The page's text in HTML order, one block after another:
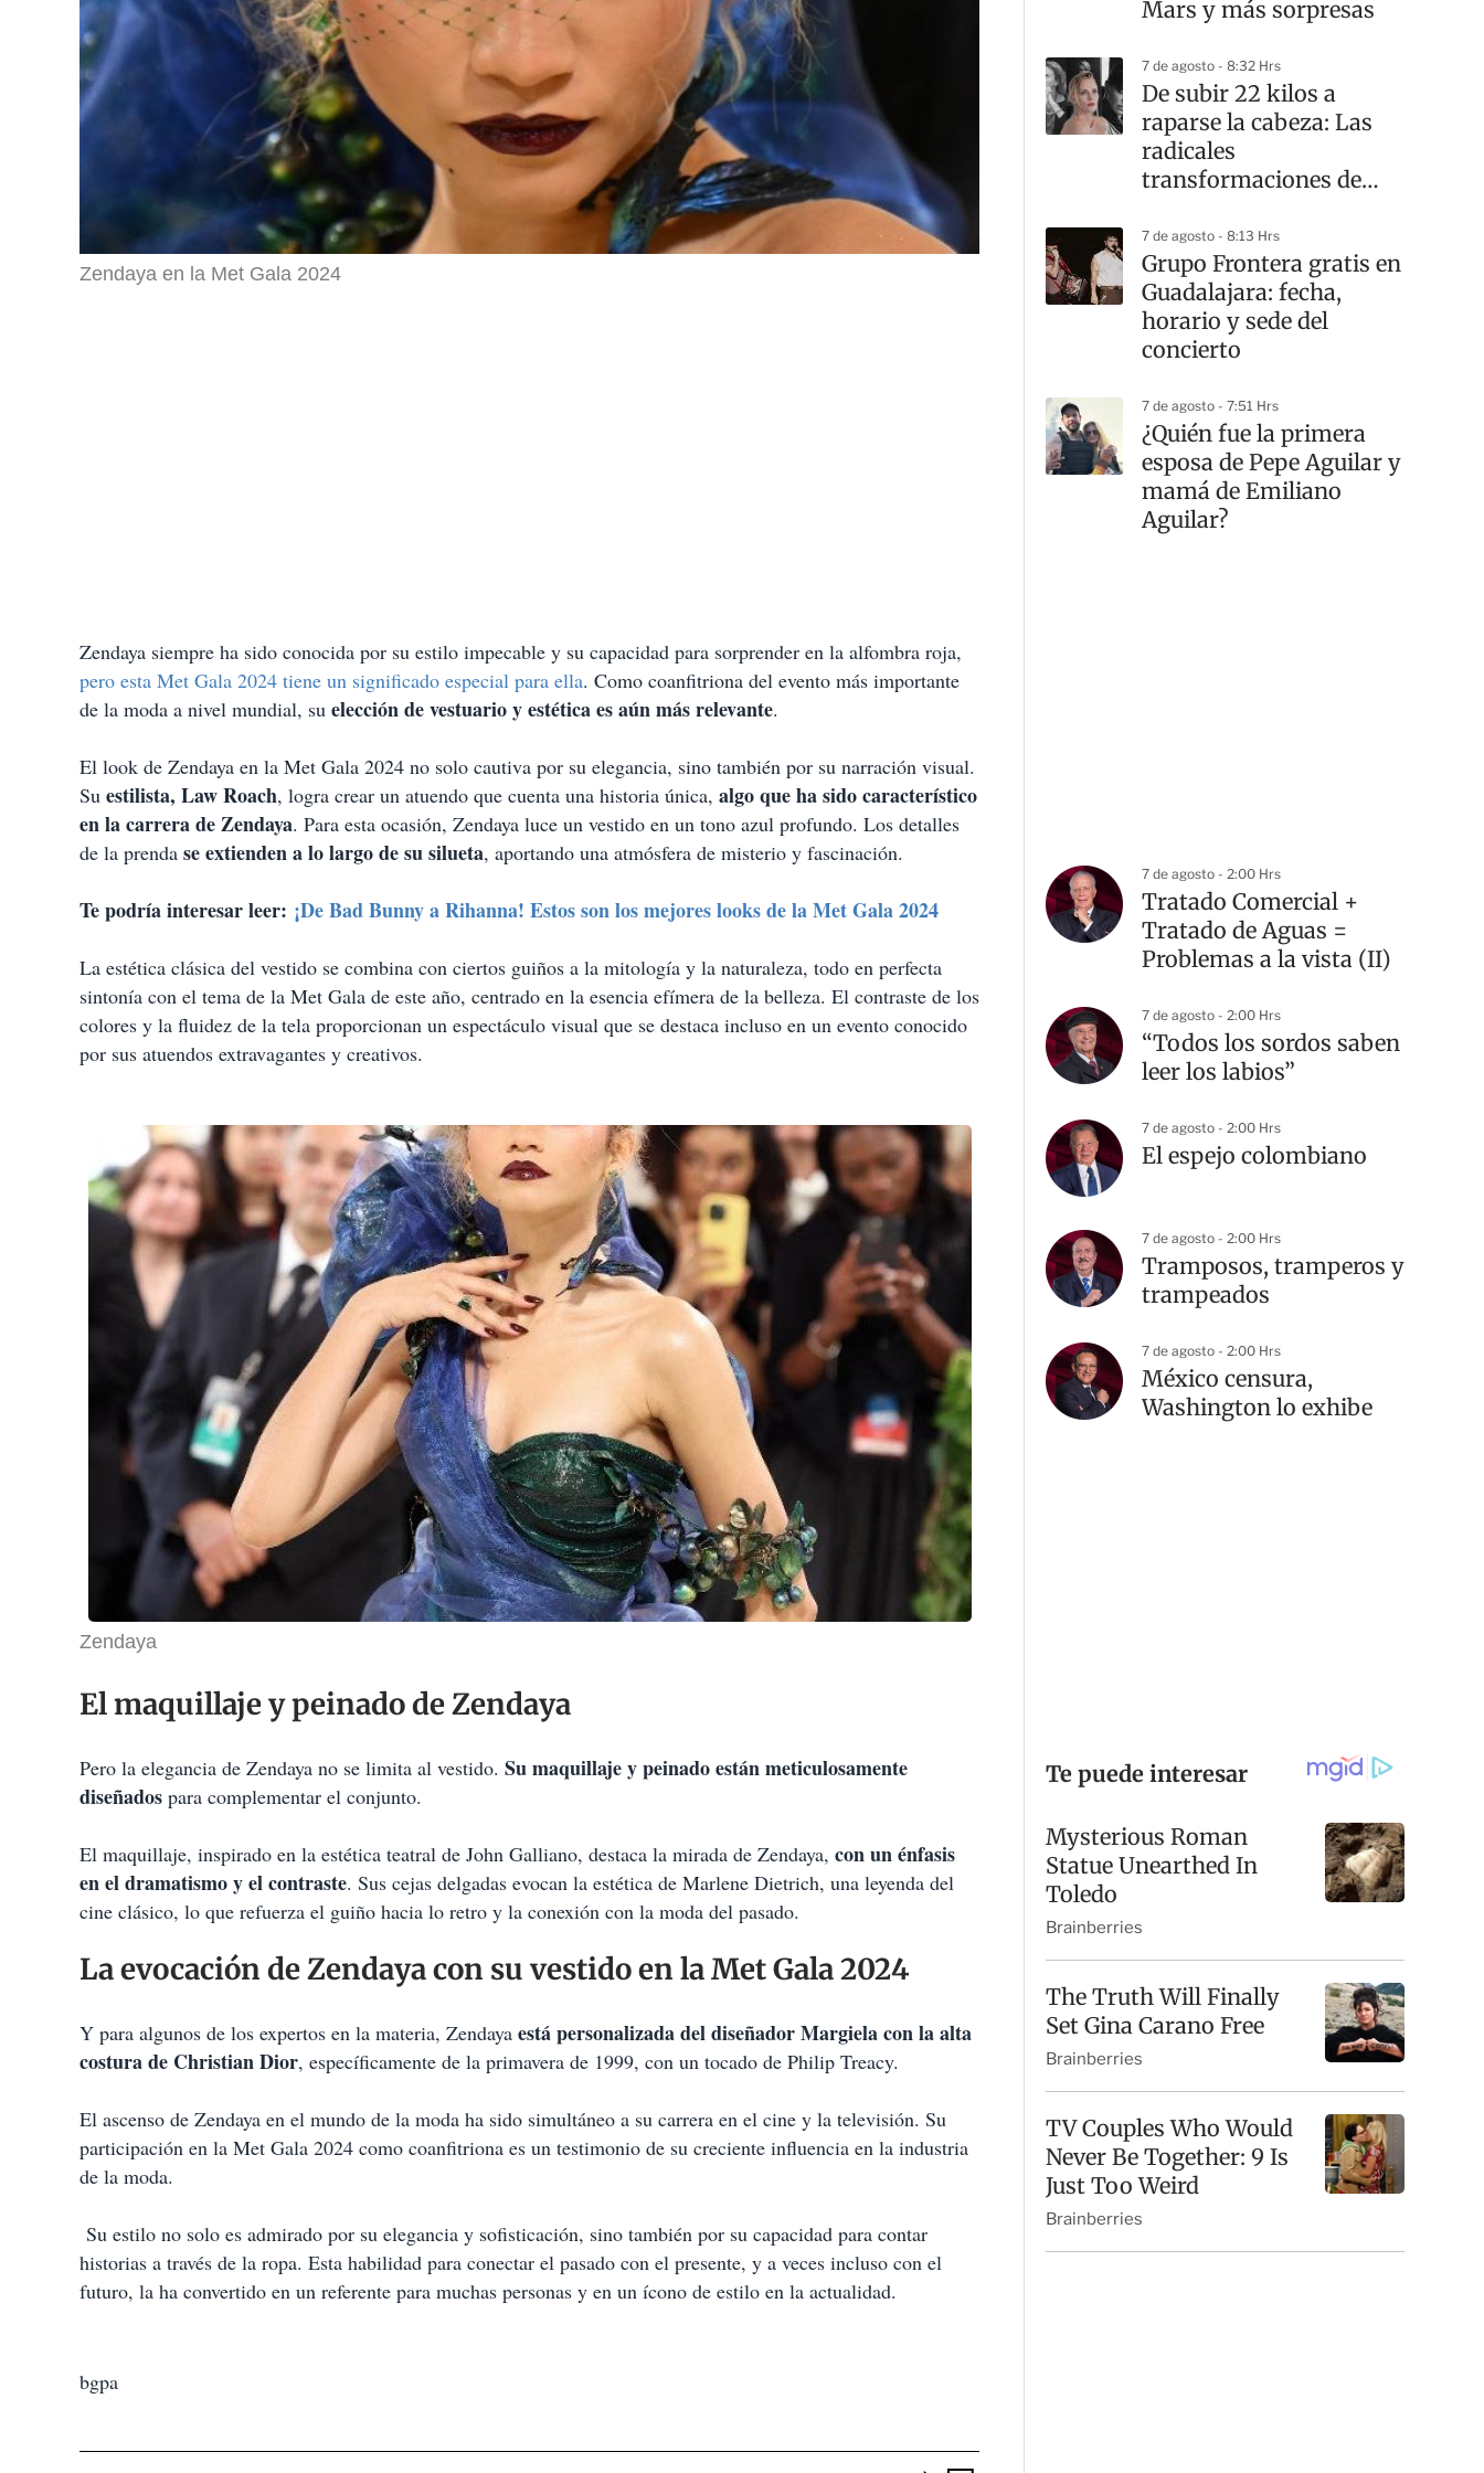
Zendaya en la Met Gala 2024
Zendaya siempre ha sido conocida por su estilo impecable y su capacidad para sorprender en la alfombra roja,
pero esta Met Gala 2024 tiene un significado especial para ella. Como coanfitriona del evento más importante
de la moda a nivel mundial, su elección de vestuario y estética es aún más relevante.
El look de Zendaya en la Met Gala 2024 no solo cautiva por su elegancia, sino también por su narración visual.
Su estilista, Law Roach, logra crear un atuendo que cuenta una historia única, algo que ha sido característico
en la carrera de Zendaya. Para esta ocasión, Zendaya luce un vestido en un tono azul profundo. Los detalles
de la prenda se extienden a lo largo de su silueta, aportando una atmósfera de misterio y fascinación.
Te podría interesar leer: ¡De Bad Bunny a Rihanna! Estos son los mejores looks de la Met Gala 2024
La estética clásica del vestido se combina con ciertos guiños a la mitología y la naturaleza, todo en perfecta
sintonía con el tema de la Met Gala de este año, centrado en la esencia efímera de la belleza. El contraste de los
colores y la fluidez de la tela proporcionan un espectáculo visual que se destaca incluso en un evento conocido
por sus atuendos extravagantes y creativos.
Zendaya
El maquillaje y peinado de Zendaya
Pero la elegancia de Zendaya no se limita al vestido. Su maquillaje y peinado están meticulosamente
diseñados para complementar el conjunto.
El maquillaje, inspirado en la estética teatral de John Galliano, destaca la mirada de Zendaya, con un énfasis
en el dramatismo y el contraste. Sus cejas delgadas evocan la estética de Marlene Dietrich, una leyenda del
cine clásico, lo que refuerza el guiño hacia lo retro y la conexión con la moda del pasado.
La evocación de Zendaya con su vestido en la Met Gala 2024
Y para algunos de los expertos en la materia, Zendaya está personalizada del diseñador Margiela con la alta
costura de Christian Dior, específicamente de la primavera de 1999, con un tocado de Philip Treacy.
El ascenso de Zendaya en el mundo de la moda ha sido simultáneo a su carrera en el cine y la televisión. Su
participación en la Met Gala 2024 como coanfitriona es un testimonio de su creciente influencia en la industria
de la moda.
Su estilo no solo es admirado por su elegancia y sofisticación, sino también por su capacidad para contar
historias a través de la ropa. Esta habilidad para conectar el pasado con el presente, y a veces incluso con el
futuro, la ha convertido en un referente para muchas personas y en un ícono de estilo en la actualidad.
bgpa
Mars y más sorpresas
7 de agosto - 8:32 Hrs
De subir 22 kilos a
raparse la cabeza: Las
radicales
transformaciones de
cine
7 de agosto - 8:13 Hrs
Grupo Frontera gratis en
Guadalajara: fecha,
horario y sede del
concierto
7 de agosto - 7:51 Hrs
¿Quién fue la primera
esposa de Pepe Aguilar y
mamá de Emiliano
Aguilar?
7 de agosto - 2:00 Hrs
Tratado Comercial +
Tratado de Aguas =
Problemas a la vista (II)
7 de agosto - 2:00 Hrs
“Todos los sordos saben
leer los labios”
7 de agosto - 2:00 Hrs
El espejo colombiano
7 de agosto - 2:00 Hrs
Tramposos, tramperos y
trampeados
7 de agosto - 2:00 Hrs
México censura,
Washington lo exhibe